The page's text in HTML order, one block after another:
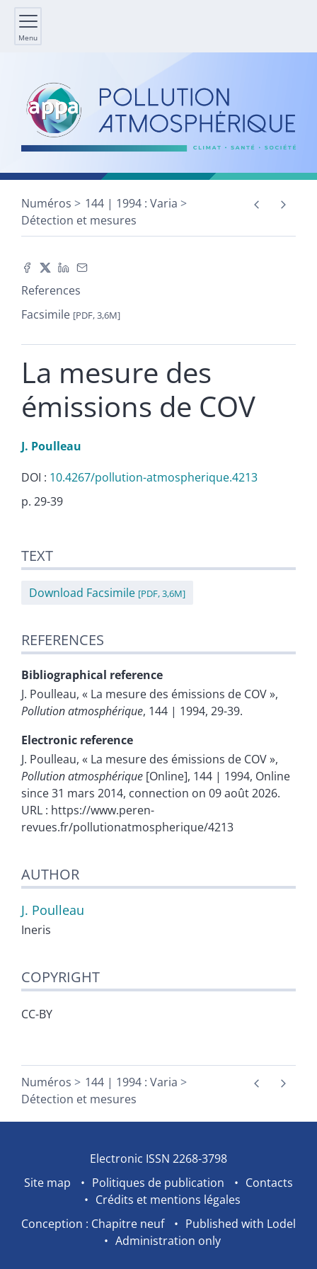
Menu
Numéros
144 | 1994 : Varia
Détection et mesures
References
Facsimile [PDF, 3,6M]
La mesure des
émissions de COV
J. Poulleau
DOI : 10.4267/pollution-atmospherique.4213
p. 29-39
References
Author
TEXT
Download Facsimile [PDF, 3,6M]
REFERENCES
Bibliographical reference
J. Poulleau, « La mesure des émissions de COV »,
Pollution atmosphérique, 144 | 1994, 29-39.
Electronic reference
J. Poulleau, « La mesure des émissions de COV »,
Pollution atmosphérique [Online], 144 | 1994, Online
since 31 mars 2014, connection on 09 août 2026.
URL : https://www.peren-
revues.fr/pollutionatmospherique/4213
AUTHOR
J. Poulleau
Ineris
COPYRIGHT
CC-BY
Numéros
144 | 1994 : Varia
Détection et mesures
Electronic ISSN 2268-3798
Site map
Politiques de publication
Contacts
Crédits et mentions légales
Conception : Chapitre neuf
Published with Lodel
Administration only